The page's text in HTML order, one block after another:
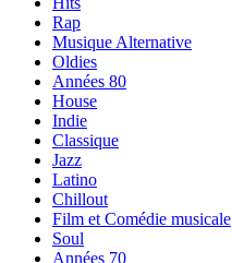
Rap
Musique Alternative
Oldies
Années 80
House
Indie
Classique
Jazz
Latino
Chillout
Film et Comédie musicale
Soul
Années 70